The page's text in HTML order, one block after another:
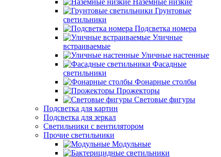
Наземные низкие
Грунтовые
светильники
Подсветка номера
Уличные
встраиваемые
Уличные настенные
Фасадные
светильники
Фонарные столбы
Прожекторы
Световые фигуры
Подсветка для картин
Подсветка для зеркал
Светильники с вентилятором
Прочие светильники
Модульные